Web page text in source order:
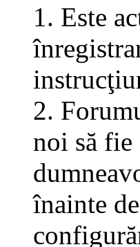
1. Este
2.
noi să
înainte